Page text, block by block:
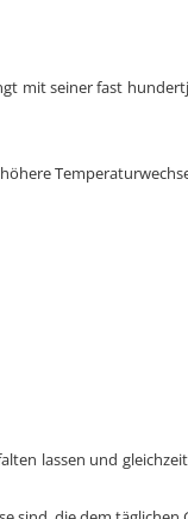
mit seiner fast
lassen und